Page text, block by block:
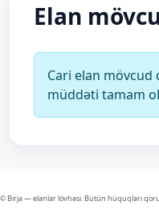
Elan
Cari elan mövcud
müddəti tamam
© Birja — elanlar lövhəsi. Bütün hüquqları